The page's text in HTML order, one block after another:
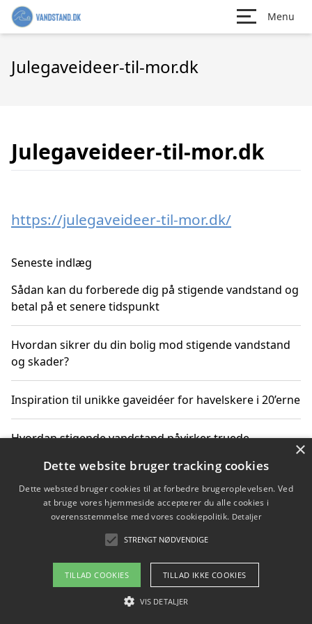
Menu
Julegaveideer-til-mor.dk
Julegaveideer-til-mor.dk
https://julegaveideer-til-mor.dk/
Seneste indlæg
Sådan kan du forberede dig på stigende vandstand og
betal på et senere tidspunkt
Hvordan sikrer du din bolig mod stigende vandstand
og skader?
Inspiration til unikke gaveidéer for havelskere i 20’erne
Hvordan stigende vandstand påvirker truede
Sådan vælger du de bedste vandrerygsække til
vandreture i Danmark
Copyright 2026 - Pilanto Aps
Om / kontakt
×
Dette website bruger tracking cookies
Dette websted bruger cookies til at forbedre brugeroplevelsen. Ved
at bruge vores hjemmeside accepterer du alle cookies i
overensstemmelse med vores cookiepolitik. Detaljer
STRENGT NØDVENDIGE
TILLAD COOKIES TILLAD IKKE COOKIES
VIS DETALJER